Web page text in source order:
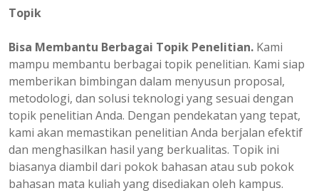
Topik
Bisa Membantu Berbagai Topik Penelitian. Kami
mampu membantu berbagai topik penelitian. Kami siap
memberikan bimbingan dalam menyusun proposal,
metodologi, dan solusi teknologi yang sesuai dengan
topik penelitian Anda. Dengan pendekatan yang tepat,
kami akan memastikan penelitian Anda berjalan efektif
dan menghasilkan hasil yang berkualitas. Topik ini
biasanya diambil dari pokok bahasan atau sub pokok
bahasan mata kuliah yang disediakan oleh kampus.